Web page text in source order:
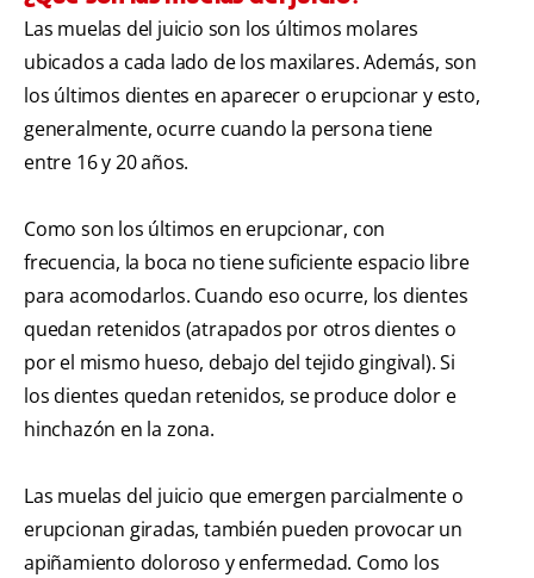
Las muelas del juicio son los últimos molares
ubicados a cada lado de los maxilares. Además, son
los últimos dientes en aparecer o erupcionar y esto,
generalmente, ocurre cuando la persona tiene
entre 16 y 20 años.
Como son los últimos en erupcionar, con
frecuencia, la boca no tiene suficiente espacio libre
para acomodarlos. Cuando eso ocurre, los dientes
quedan retenidos (atrapados por otros dientes o
por el mismo hueso, debajo del tejido gingival). Si
los dientes quedan retenidos, se produce dolor e
hinchazón en la zona.
Las muelas del juicio que emergen parcialmente o
erupcionan giradas, también pueden provocar un
apiñamiento doloroso y enfermedad. Como los